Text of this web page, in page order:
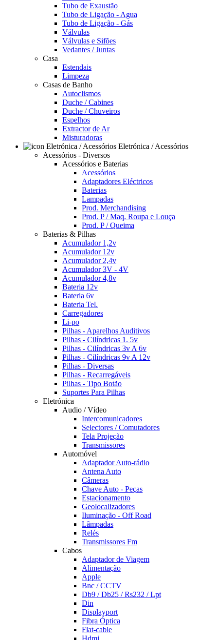
Tubo de Exaustão
Tubo de Ligação - Agua
Tubo de Ligação - Gás
Válvulas
Válvulas e Sifões
Vedantes / Juntas
Casa
Estendais
Limpeza
Casas de Banho
Autoclismos
Duche / Cabines
Duche / Chuveiros
Espelhos
Extractor de Ar
Misturadoras
Eletrónica / Acessórios
Acessórios - Diversos
Acessórios e Baterias
Acessórios
Adaptadores Eléctricos
Baterias
Lampadas
Prod. Merchandising
Prod. P / Maq. Roupa e Louça
Prod. P / Queima
Baterias & Pilhas
Acumulador 1,2v
Acumulador 12v
Acumulador 2,4v
Acumulador 3V - 4V
Acumulador 4,8v
Bateria 12v
Bateria 6v
Bateria Tel.
Carregadores
Li-po
Pilhas - Aparelhos Auditivos
Pilhas - Cilíndricas 1. 5v
Pilhas - Cilíndricas 3v A 6v
Pilhas - Cilíndricas 9v A 12v
Pilhas - Diversas
Pilhas - Recarregáveis
Pilhas - Tipo Botão
Suportes Para Pilhas
Eletrónica
Audio / Vídeo
Intercomunicadores
Selectores / Comutadores
Tela Projeção
Transmissores
Automóvel
Adaptador Auto-rádio
Antena Auto
Câmeras
Chave Auto - Peças
Estacionamento
Geolocalizadores
Iluminação - Off Road
Lâmpadas
Relés
Transmissores Fm
Cabos
Adaptador de Viagem
Alimentação
Apple
Bnc / CCTV
Db9 / Db25 / Rs232 / Lpt
Din
Displayport
Fibra Óptica
Flat-cable
Hdmi